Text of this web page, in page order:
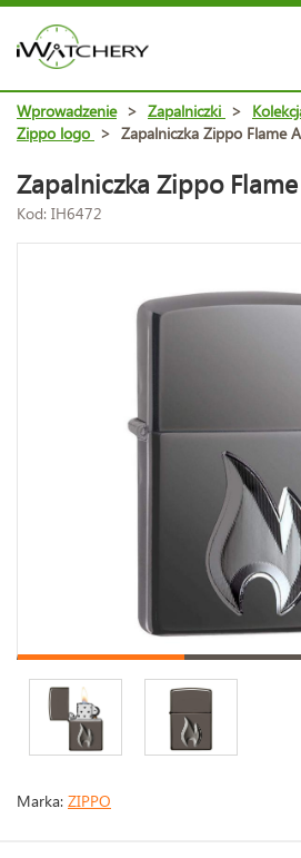
Wprowadzenie > Zapalniczki >
Zippo logo > Zapalniczka Zippo Flame
Zapalniczka Zippo
Kod: IH6472
Marka: ZIPPO